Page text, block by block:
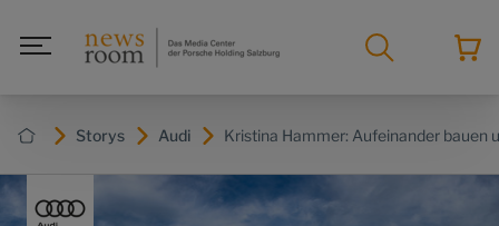
Storys Audi Kristina Hammer: Aufeinander bauen